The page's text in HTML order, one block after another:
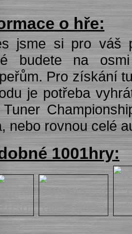
o hře:
jsme si pro váš
budete na
Pro získání
je potřeba
Tuner
nebo rovnou celé
1001hry: